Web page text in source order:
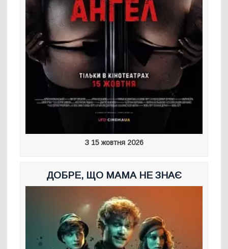
З 15 жовтня 2026
ДОБРЕ, ЩО МАМА НЕ ЗНАЄ